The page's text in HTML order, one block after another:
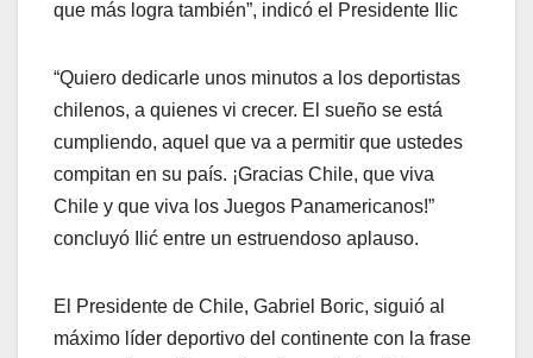
que más logra también”, indicó el Presidente Ilic
“Quiero dedicarle unos minutos a los deportistas
chilenos, a quienes vi crecer. El sueño se está
cumpliendo, aquel que va a permitir que ustedes
compitan en su país. ¡Gracias Chile, que viva
Chile y que viva los Juegos Panamericanos!”
concluyó Ilić entre un estruendoso aplauso.
El Presidente de Chile, Gabriel Boric, siguió al
máximo líder deportivo del continente con la frase